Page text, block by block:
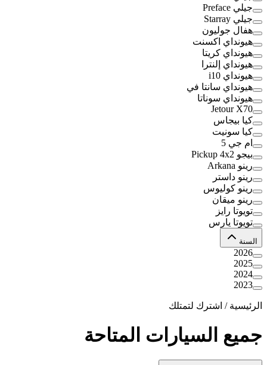
جيلي Preface
جيلي Starray
هفال جوليون
هيونداي اكسنت
هيونداي كريتا
هيونداي إلنترا
هيونداي i10
هيونداي سانتا في
هيونداي سوناتا
Jetour X70
كيا بيجاس
كيا سونيت
ام جي 5
بيجو Pickup 4x2
رينو Arkana
رينو داستر
رينو كوليوس
رينو ميقان
تويوتا رايز
تويوتا يارس
السنة
2026
2025
2024
2023
الرئيسية / اشترك لتمتلك
جميع السيارات المتاحة